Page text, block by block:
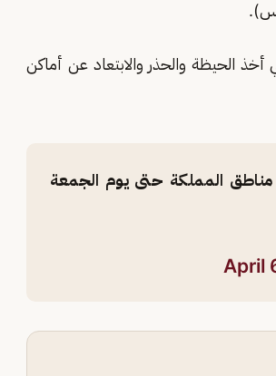
الحيظة والحذر والابتعاد عن أماكن
المملكة حتى يوم الجمعة
April